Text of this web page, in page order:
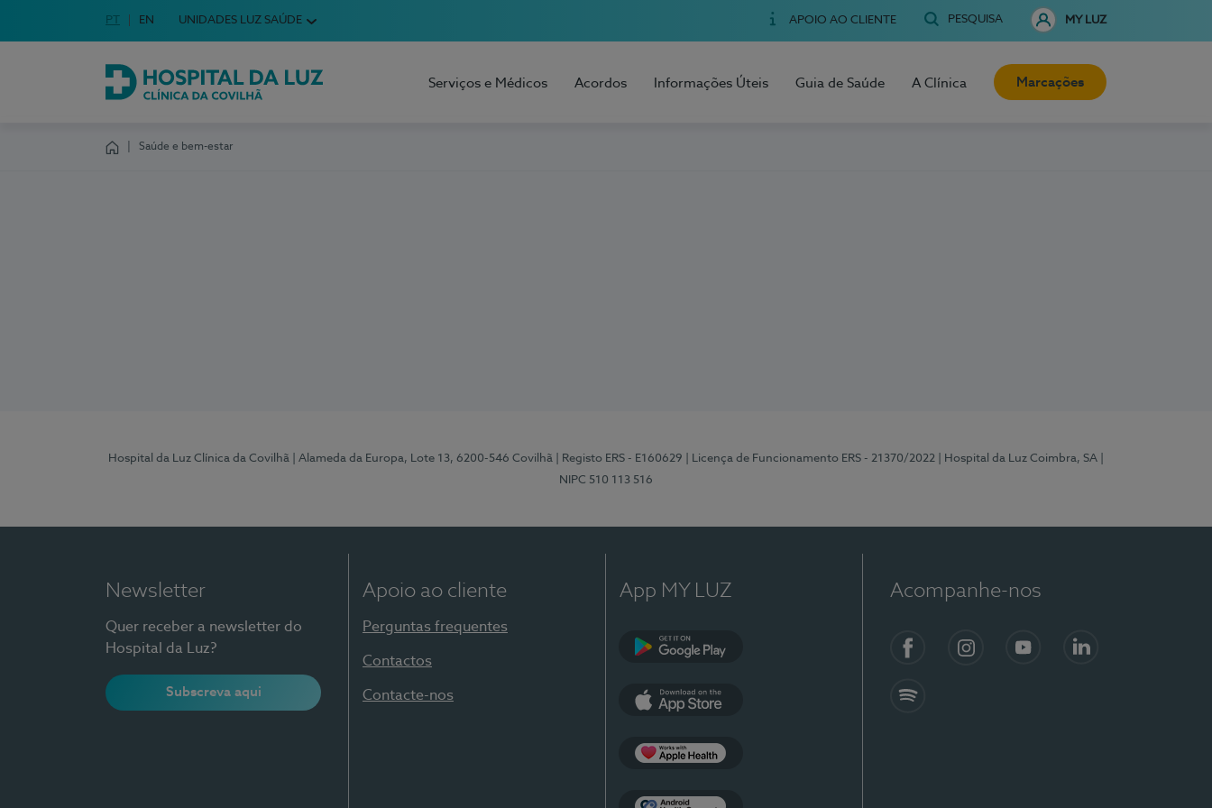
Escolha o seu idioma
Idioma em Português
PT English Language
EN UNIDADES LUZ SAÚDE APOIO AO CLIENTE PESQUISA MY LUZ
Hospital da Luz Clínica da Covilhã
Serviços e Médicos Acordos Informações Úteis Guia de Saúde A Clínica Marcações
Saúde e bem-estar
Hospital da Luz Clínica da Covilhã | Alameda da Europa, Lote 13, 6200-546 Covilhã | Registo ERS - E160629 | Licença de Funcionamento ERS - 21370/2022 | Hospital da Luz Coimbra, SA
NIPC 510 113 516
Newsletter
Quer receber a newsletter do
Hospital da Luz?
Subscreva aqui
Apoio ao cliente
Perguntas frequentes
Contactos
Contacte-nos
App MY LUZ Acompanhe-nos